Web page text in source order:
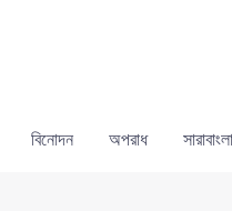
বিনোদন অপরাধ সারাবাংলা